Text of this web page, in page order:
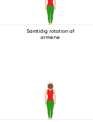
Samtidig rotation af
armene